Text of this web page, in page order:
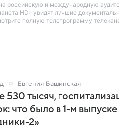
российскую и международную
HD» увидят лучшие
полную телепрограмму
Евгения Башинская
530 тысяч,
что было в 1-м
2»